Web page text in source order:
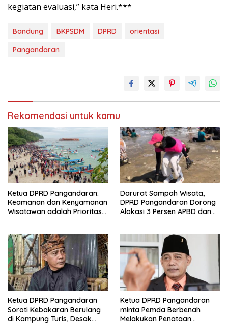
kegiatan evaluasi,” kata Heri.***
Bandung BKPSDM DPRD
orientasi
Pangandaran
Rekomendasi untuk kamu
Ketua DPRD Pangandaran:
Keamanan dan Kenyamanan
Wisatawan adalah Prioritas
Darurat Sampah Wisata,
DPRD Pangandaran Dorong
Alokasi 3 Persen APBD dan
Ketua DPRD Pangandaran
Soroti Kebakaran Berulang
di Kampung Turis, Desak
Ketua DPRD Pangandaran
minta Pemda Berbenah
Melakukan Penataan